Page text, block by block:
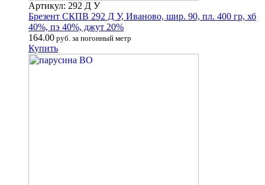
Артикул: 292 Д У
Брезент СКПВ 292 Д У, Иваново, шир. 90, пл. 400 гр, хб
40%, пэ 40%, джут 20%
164.00 руб. за погонный метр
Купить